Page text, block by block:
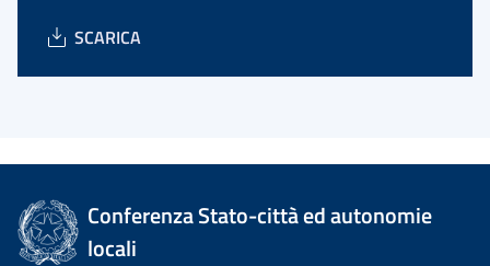
SCARICA
Conferenza Stato-città ed autonomie
locali